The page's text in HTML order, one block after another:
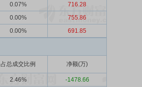
0.07%
716.28
0.00%
755.86
0.00% 691.85
占总成交比例 净额(万)
2.46%
-1478.66